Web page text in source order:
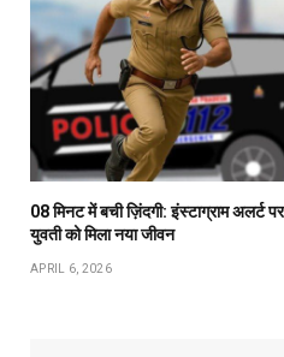
08 मिनट में बची ज़िंदगी: इंस्टाग्राम अलर्ट
युवती को मिला नया जीवन
APRIL 6, 2026